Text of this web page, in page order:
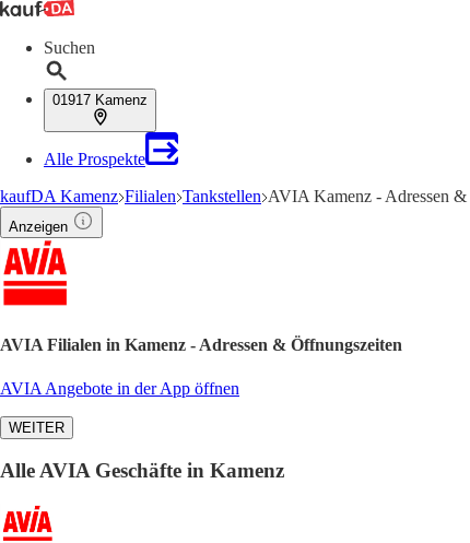
Suchen
01917 Kamenz
Alle Prospekte
kaufDA Kamenz Filialen Tankstellen AVIA Kamenz - Adressen &
Anzeigen
AVIA Filialen in Kamenz - Adressen & Öffnungszeiten
AVIA Angebote in der App öffnen
WEITER
Alle AVIA Geschäfte in Kamenz